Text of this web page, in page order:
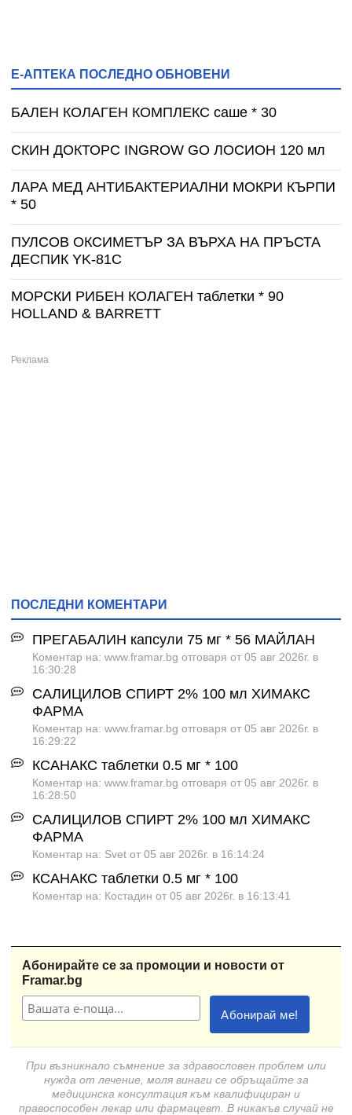
Е-АПТЕКА ПОСЛЕДНО ОБНОВЕНИ
БАЛЕН КОЛАГЕН КОМПЛЕКС саше * 30
СКИН ДОКТОРС INGROW GO ЛОСИОН 120 мл
ЛАРА МЕД АНТИБАКТЕРИАЛНИ МОКРИ КЪРПИ
* 50
ПУЛСОВ ОКСИМЕТЪР ЗА ВЪРХА НА ПРЪСТА
ДЕСПИК YK-81C
МОРСКИ РИБЕН КОЛАГЕН таблетки * 90
HOLLAND & BARRETT
ПОСЛЕДНИ КОМЕНТАРИ
ПРЕГАБАЛИН капсули 75 мг * 56 МАЙЛАН
Коментар на: www.framar.bg отговаря от 05 авг 2026г. в
16:30:28
САЛИЦИЛОВ СПИРТ 2% 100 мл ХИМАКС
ФАРМА
Коментар на: www.framar.bg отговаря от 05 авг 2026г. в
16:29:22
КСАНАКС таблетки 0.5 мг * 100
Коментар на: www.framar.bg отговаря от 05 авг 2026г. в
16:28:50
САЛИЦИЛОВ СПИРТ 2% 100 мл ХИМАКС
ФАРМА
Коментар на: Svet от 05 авг 2026г. в 16:14:24
КСАНАКС таблетки 0.5 мг * 100
Коментар на: Костадин от 05 авг 2026г. в 16:13:41
Абонирайте се за промоции и новости от
Framar.bg
При възникнало съмнение за здравословен проблем или
нужда от лечение, моля винаги се обръщайте за
медицинска консултация към квалифициран и
правоспособен лекар или фармацевт. В никакъв случай не